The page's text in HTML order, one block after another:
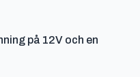
på 12V och en